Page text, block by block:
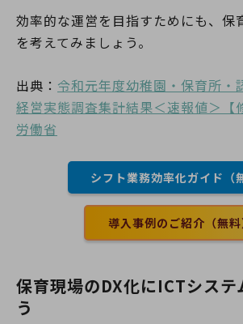
効率的な運営を目指すためにも、保
を考えてみましょう。
出典： 令和元年度幼稚園・保育所・
経営実態調査集計結果＜速報値＞【
労働省
シフト業務効率化ガイド（
導入事例のご紹介（無料
保育現場のDX化にICTシステ
う